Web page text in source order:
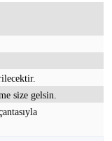
size gelsin.